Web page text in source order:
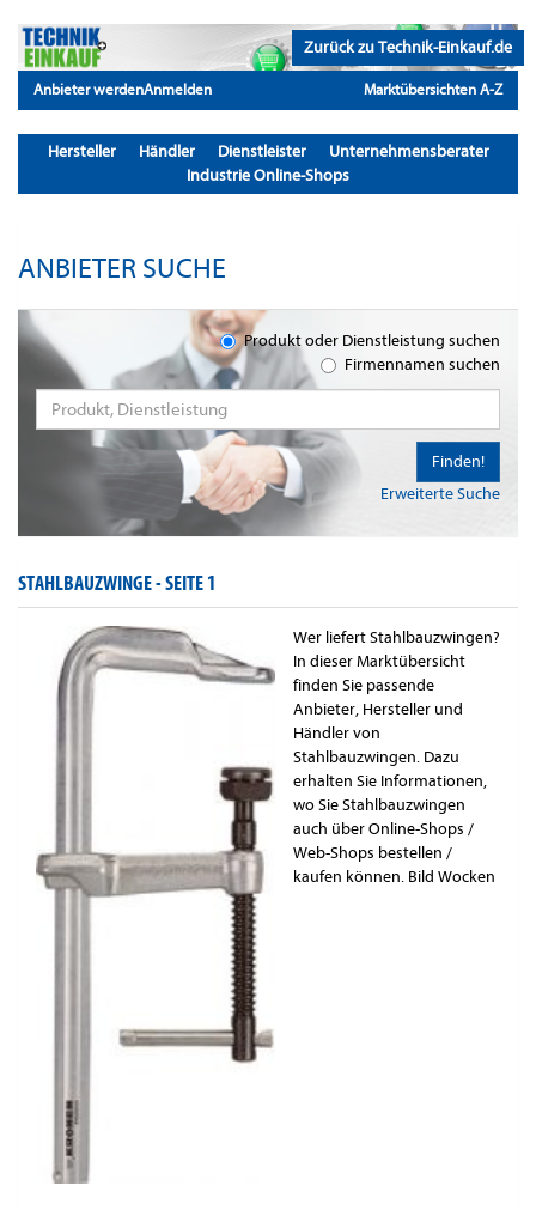
Zurück zu Technik-Einkauf.de
Anbieter werdenAnmelden Marktübersichten A-Z
Hersteller Händler Dienstleister
Unternehmensberater
Industrie Online-Shops
ANBIETER SUCHE
Produkt oder Dienstleistung suchen
Firmennamen suchen
Erweiterte Suche
Finden!
STAHLBAUZWINGE -SEITE 1
Wer liefert Stahlbauzwingen?
In dieser Marktübersicht
finden Sie passende
Anbieter, Hersteller und
Händler von
Stahlbauzwingen. Dazu
erhalten Sie Informationen,
wo Sie Stahlbauzwingen
auch über Online-Shops /
Web-Shops bestellen /
kaufen können. Bild Wocken